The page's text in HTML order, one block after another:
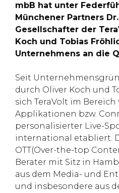
mbB hat unter
Münchener Partners
Gesellschafter der
Koch und Tobias
Unternehmens an die
Seit
durch Oliver Koch und
sich TeraVolt im
Applikationen bzw.
personalisierter Live-
international etabliert.
OTT(Over-the-top
Berater mit Sitz in
aus dem Media- und
und insbesondere aus